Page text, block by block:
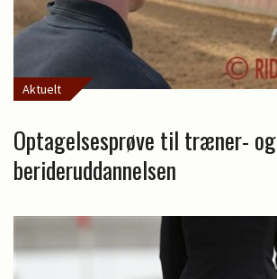
Aktuelt
Optagelsesprøve til træner- og
berideruddannelsen